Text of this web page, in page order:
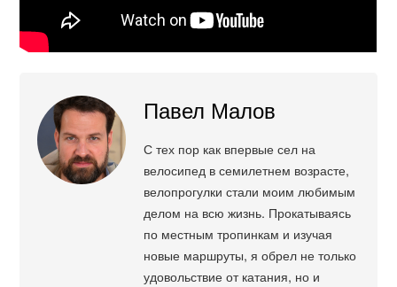
Павел Малов
С тех пор как впервые сел на
велосипед в семилетнем возрасте,
велопрогулки стали моим любимым
делом на всю жизнь. Прокатываясь
по местным тропинкам и изучая
новые маршруты, я обрел не только
удовольствие от катания, но и